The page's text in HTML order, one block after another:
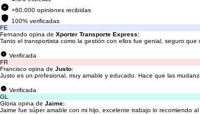
+60.000 opiniones recibidas
100% verificadas
FE
Fernando opina de Xporter Transporte Express:
Tanto el transportista como la gestión con ellos fue genial, seguro que
Verificada
FR
Francisco opina de Justo:
Justo es un profesional, muy amable y educado. Hace que las
Verificada
GL
Gloria opina de Jaime:
Jaime fue súper amable con mi hijo, excelente trabajo lo recomiendo al